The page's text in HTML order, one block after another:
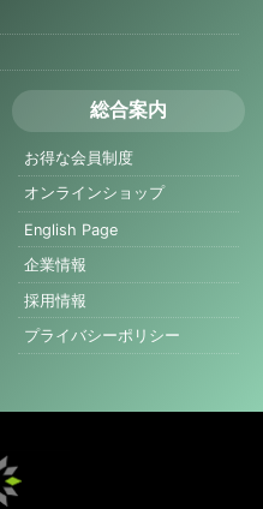
総合案内
お得な会員制度
オンラインショップ
English Page
企業情報
採用情報
プライバシーポリシー